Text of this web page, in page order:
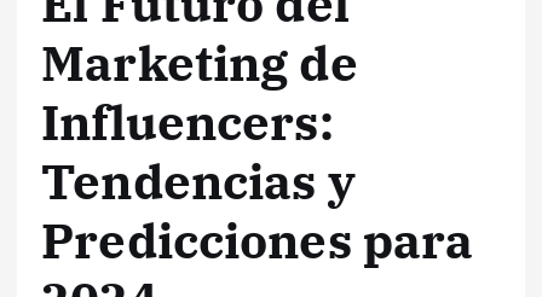
Marketing de
Influencers:
Tendencias y
Predicciones para